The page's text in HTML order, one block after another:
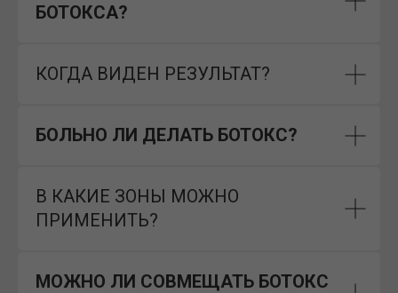
БОТОКСА?
КОГДА ВИДЕН РЕЗУЛЬТАТ?
БОЛЬНО ЛИ ДЕЛАТЬ БОТОКС?
В КАКИЕ ЗОНЫ МОЖНО
ПРИМЕНИТЬ?
МОЖНО ЛИ СОВМЕЩАТЬ БОТОКС